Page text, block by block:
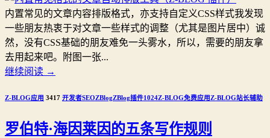
内置常见的文章内容排版格式，亦支持自定义CSS样式我发现
一些朋友热衷于对文章一些样式的调整（尤其是图片居中）诚
然，没有CSS基础的朋友难免一头雾水，所以，需要的朋友拿
去用起来吧。附图一张...
继续阅读 →
Z-BLOG应用 3417 开发者SEOZBlogZBlog插件1024Z-BLOG免费应用Z-BLOG站长辅助
罗伯特·海因莱因的五条写作规则